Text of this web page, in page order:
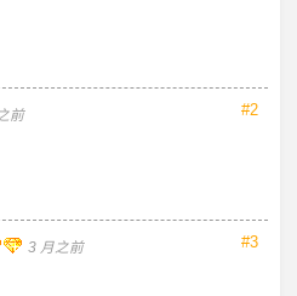
#2
前
#3
3 月之前